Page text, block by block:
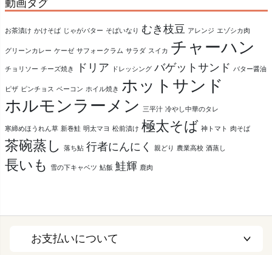
動画タグ
お茶漬け かけそば じゃがバター そばいなり むき枝豆 アレンジ エゾシカ肉
グリーンカレー ケーゼ サフォークラム サラダ スイカ チャーハン
チョリソー チーズ焼き ドリア ドレッシング バゲットサンド バター醤油
ピザ ピンチョス ベーコン ホイル焼き ホットサンド
ホルモンラーメン
三平汁 冷やし中華のタレ
寒締めほうれん草 新巻鮭 明太マヨ 松前漬け 極太そば 神トマト 肉そば
茶碗蒸し 落ち鮎 行者にんにく 親どり 農業高校 酒蒸し
長いも 雪の下キャベツ 鮎飯 鮭輝 鹿肉
お支払いについて